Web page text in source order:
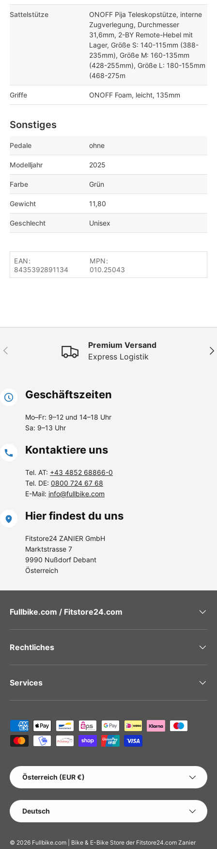
Sattelstütze
ONOFF Pija Teleskopstütze, interne
Zugverlegung, Durchmesser
31,6mm, 2-BY Remote-Hebel mit
Lager, Größe S: 140-115mm (388-
235mm), Größe M: 160-135mm
(428-255mm), Größe L: 180-155mm
(468-275m
Griffe ONOFF Foam, leicht, 135mm
Sonstiges
Pedale ohne
Modelljahr 2025
Farbe Grün
Gewicht 11,80
Geschlecht Unisex
EAN:
8435392891134
MPN:
010.25043
Vorherige
Premium Versand
Express Logistik
Geschäftszeiten
Mo–Fr: 9–12 und 14–18 Uhr
Sa: 9–13 Uhr
Kontaktiere uns
Tel. AT: +43 4852 68866-0
Tel. DE: 0800 724 67 68
E-Mail: info@fullbike.com
Hier findest du uns
Fitstore24 ZANIER GmbH
Marktstrasse 7
9990 Nußdorf Debant
Österreich
Fullbike.com / Fitstore24.com
Rechtliches
Services
Zahlungsmethoden
LAND/REGION
Österreich (EUR €)
SPRACHE
Deutsch
© 2026 Fullbike.com | Bike & E-Bike Store der Fitstore24.com Zanier